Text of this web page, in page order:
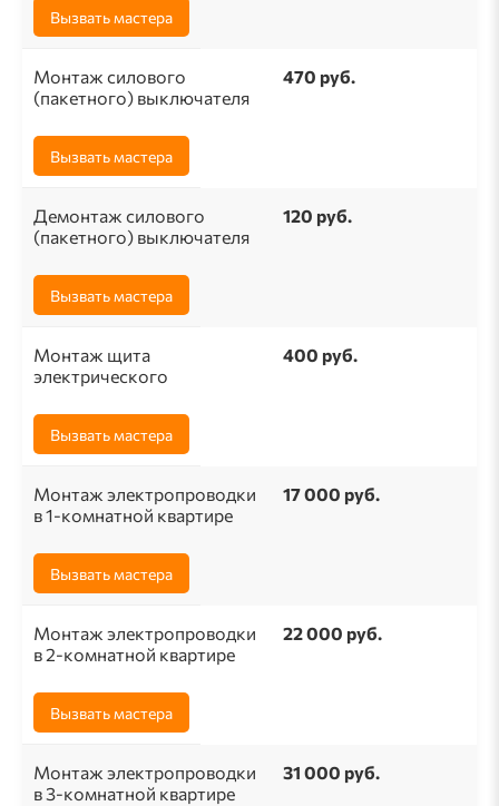
Вызвать мастера
Монтаж силового
(пакетного) выключателя
470 руб.
Вызвать мастера
Демонтаж силового
(пакетного) выключателя
120 руб.
Вызвать мастера
Монтаж щита
электрического
400 руб.
Вызвать мастера
Монтаж электропроводки
в 1-комнатной квартире
17 000 руб.
Вызвать мастера
Монтаж электропроводки
в 2-комнатной квартире
22 000 руб.
Вызвать мастера
Монтаж электропроводки
в 3-комнатной квартире
31 000 руб.